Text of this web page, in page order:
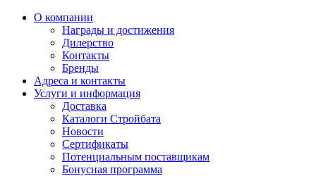
О компании
Награды и достижения
Дилерство
Контакты
Бренды
Адреса и контакты
Услуги и информация
Доставка
Каталоги Стройбата
Новости
Сертификаты
Потенциальным поставщикам
Бонусная программа